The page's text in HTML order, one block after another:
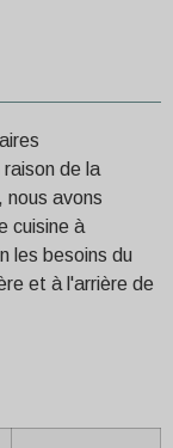
de la
nous avons
cuisine à
les besoins du
et à l'arrière de